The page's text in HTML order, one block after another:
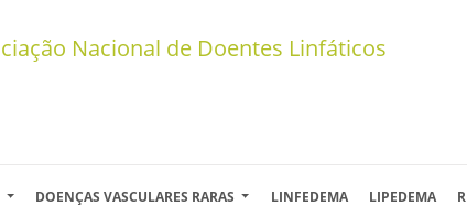
DOENÇAS VASCULARES RARAS LINFEDEMA LIPEDEMA